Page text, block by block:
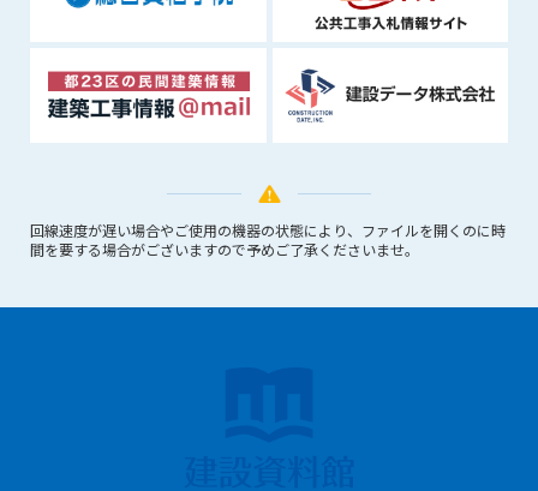
回線速度が遅い場合やご使用の機器の状態により、ファイルを開くのに時
間を要する場合がございますので予めご了承くださいませ。
を保証もしないものとします。また、当該情報等に起因して
生じた一切の損害に対して、管理者は、何らの責任も負わな
いものとします。
2. 会員は、自己の費用と責任において本サービスを利用するも
のとし、会員による本サービスの利用に関連し、第三者から
問合せ、クレーム、請求等がなされまたは訴訟が提起された
るものとし、管理者を一切免責するものとします。
3. 本サービスにおいて掲載されている広告等によって行われる
取引に起因する損害及び広告等が掲載されたこと自体に起因